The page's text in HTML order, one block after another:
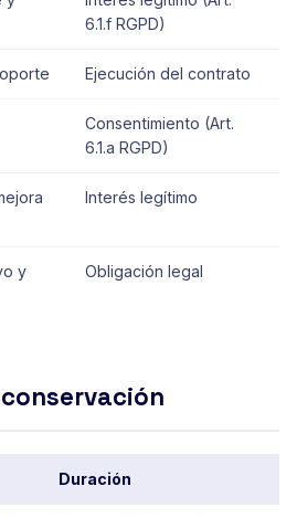
6.1.f RGPD)
Ejecución del contrato
Consentimiento (Art.
6.1.a RGPD)
Interés legítimo
y
Obligación legal
Duración